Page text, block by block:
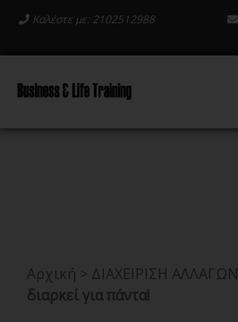
Καλέστε με: 2102512988
Αρχική > ΔΙΑΧΕΙΡΙΣΗ ΑΛΛΑΓΩΝ
διαρκεί για πάντα!